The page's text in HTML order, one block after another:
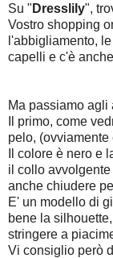
Su " Dresslily",
Vostro shopping
l'abbigliamento,
capelli e c'è
Ma passiamo agli
Il primo, come
pelo,
Il colore è nero e
il collo
anche chiudere
E' un modello di
bene la
stringere a
Vi consiglio però